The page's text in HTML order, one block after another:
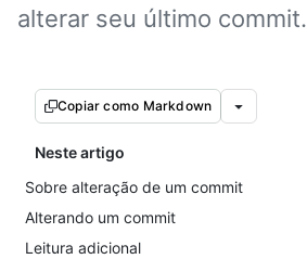
alterar seu último commit.
Copiar como Markdown
Neste artigo
Sobre alteração de um commit
Alterando um commit
Leitura adicional